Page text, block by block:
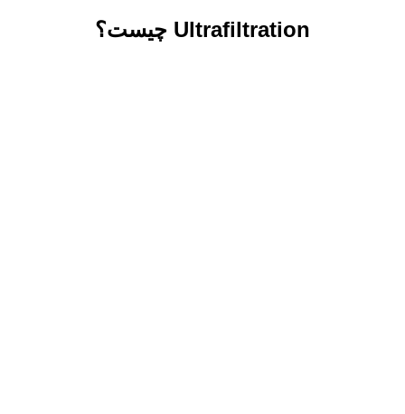
Ultrafiltration چیست؟